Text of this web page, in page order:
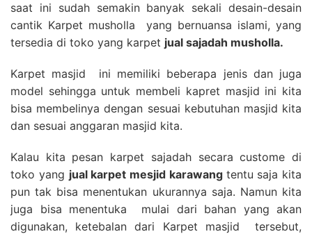
saat ini sudah semakin banyak sekali desain-desain
cantik Karpet musholla yang bernuansa islami, yang
tersedia di toko yang karpet jual sajadah musholla.
Karpet masjid ini memiliki beberapa jenis dan juga
model sehingga untuk membeli kapret masjid ini kita
bisa membelinya dengan sesuai kebutuhan masjid kita
dan sesuai anggaran masjid kita.
Kalau kita pesan karpet sajadah secara custome di
toko yang jual karpet mesjid karawang tentu saja kita
pun tak bisa menentukan ukurannya saja. Namun kita
juga bisa menentuka mulai dari bahan yang akan
digunakan, ketebalan dari Karpet masjid tersebut,